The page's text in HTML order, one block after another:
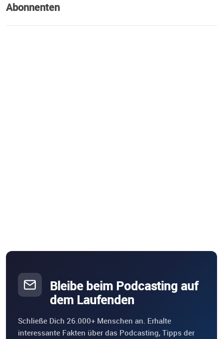
Abonnenten
Bleibe beim Podcasting auf
dem Laufenden
Schließe Dich 26.000+ Menschen an. Erhalte
interessante Fakten über das Podcasting, Tipps der